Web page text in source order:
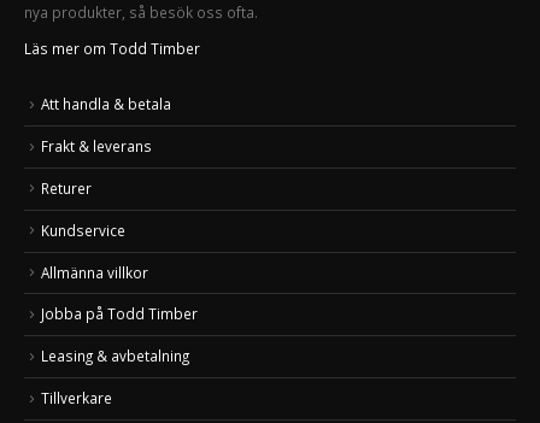
nya produkter, så besök oss ofta.
Läs mer om Todd Timber
Att handla & betala
Frakt & leverans
Returer
Kundservice
Allmänna villkor
Jobba på Todd Timber
Leasing & avbetalning
Tillverkare